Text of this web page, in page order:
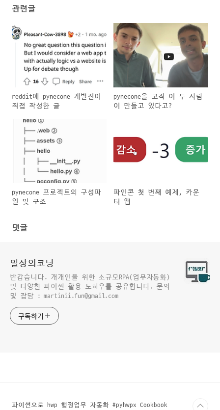
관련글
reddit에 pynecone 개발진이
직접 작성한 글
pynecone을 고작 이 두 사람
이 만들고 있다고?
pynecone 프로젝트의 구성파
일 및 구조
파인콘 첫 번째 예제, 카운
터 앱
댓글
일상의코딩
반갑습니다. 개개인을 위한 소규모RPA(업무자동화)
및 다양한 파이썬 활용 노하우를 공유합니다. 문의
및 잡담 : martinii.fun@gmail.com
구독하기
파이썬으로 hwp 행정업무 자동화 #pyhwpx Cookbook